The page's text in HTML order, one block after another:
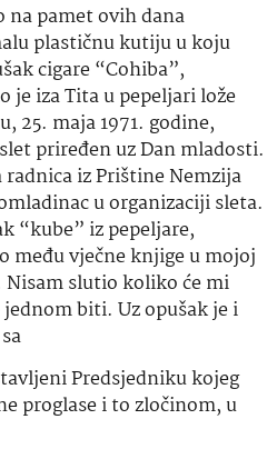
na pamet ovih dana
plastičnu kutiju u koju
cigare “Cohiba”,
je iza Tita u pepeljari lože
25. maja 1971. godine,
priređen uz Dan mladosti.
iz Prištine Nemzija
u organizaciji sleta.
“kube” iz pepeljare,
među vječne knjige u mojoj
Nisam slutio koliko će mi
biti. Uz opušak je i
Predsjedniku kojeg
proglase i to zločinom, u